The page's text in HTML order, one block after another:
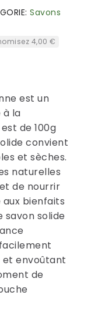
Savons
4,00 €
est un
à la
de 100g
convient
et sèches.
naturelles
de nourrir
bienfaits
savon solide
et envoûtant
de